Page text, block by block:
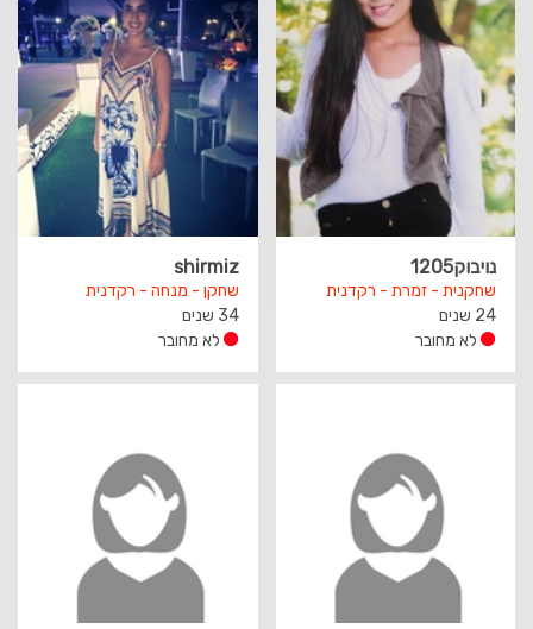
נויבוק1205
שחקנית - זמרת - רקדנית
24 שנים
לא מחובר
shirmiz
שחקן - מנחה - רקדנית
34 שנים
לא מחובר